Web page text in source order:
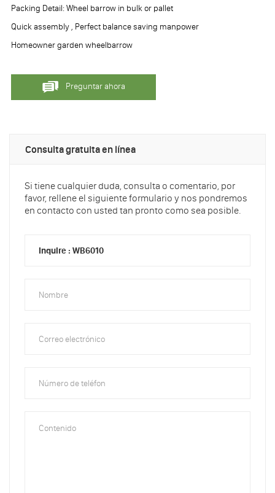
Packing Detail: Wheel barrow in bulk or pallet
Quick assembly , Perfect balance saving manpower
Homeowner garden wheelbarrow
Preguntar ahora
Consulta gratuita en línea
Si tiene cualquier duda, consulta o comentario, por
favor, rellene el siguiente formulario y nos pondremos
en contacto con usted tan pronto como sea posible.